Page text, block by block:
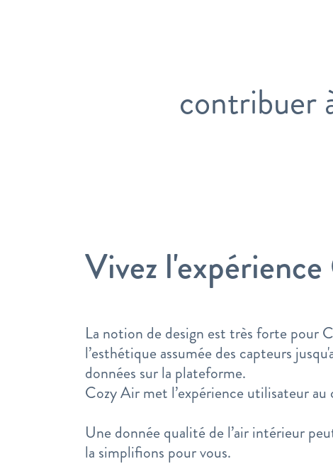
contribuer
Vivez
La notion de design est très forte pour
l’esthétique assumée des capteurs
données sur la plateforme.
Cozy Air met l’expérience utilisateur au
Une donnée qualité de l’air intérieur
la simplifions pour vous.